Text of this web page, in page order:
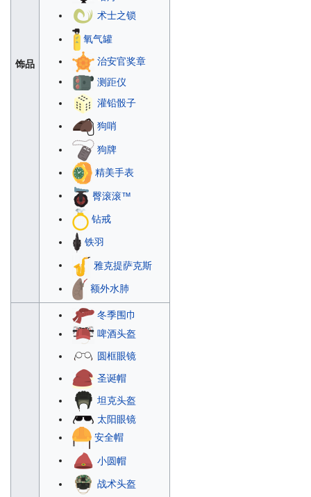
饰品
术士之锁
氧气罐
治安官奖章
测距仪
灌铅骰子
狗哨
狗牌
精美手表
臀滚滚™
钻戒
铁羽
雅克提萨克斯
额外水肺
冬季围巾
啤酒头盔
圆框眼镜
圣诞帽
坦克头盔
太阳眼镜
安全帽
小圆帽
战术头盔